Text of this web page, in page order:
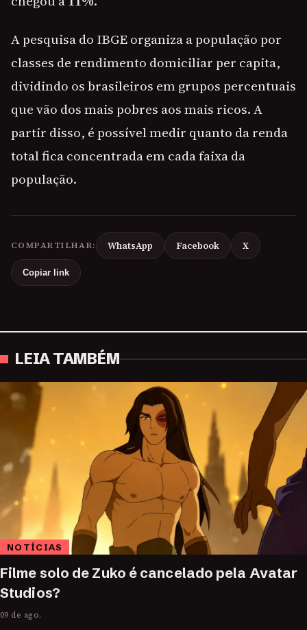
A pesquisa do IBGE organiza a população por
classes de rendimento domiciliar per capita,
dividindo os brasileiros em grupos percentuais
que vão dos mais pobres aos mais ricos. A
partir disso, é possível medir quanto da renda
total fica concentrada em cada faixa da
população.
COMPARTILHAR: WhatsApp Facebook X
Copiar link
LEIA TAMBÉM
NOTÍCIAS
Filme solo de Zuko é cancelado pela Avatar
Studios?
09 de ago.